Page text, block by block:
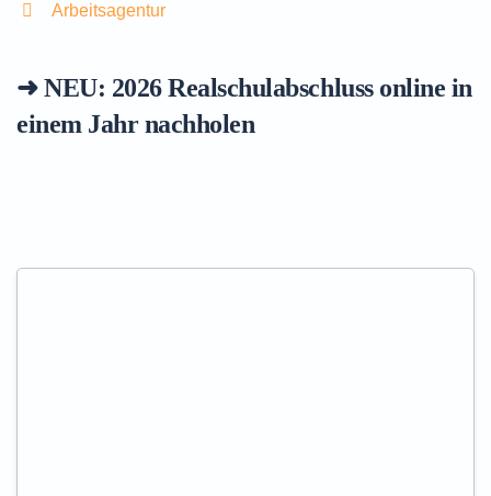
Arbeitsagentur
➜ NEU: 2026Realschulabschluss online in
einem Jahr nachholen